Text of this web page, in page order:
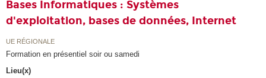
Bases Informatiques : Systèmes
d'exploitation, bases de données, Internet
UE RÉGIONALE
Formation en présentiel soir ou samedi
Lieu(x)